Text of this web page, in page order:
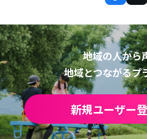
地域の人から
地域とつながるプ
新規ユーザー